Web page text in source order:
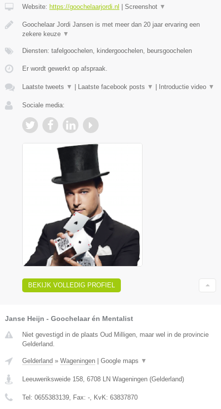
Website: https://goochelaarjordi.nl | Screenshot ▼
Goochelaar Jordi Jansen is met meer dan 20 jaar ervaring een
zekere keuze ▼
Diensten: tafelgoochelen, kindergoochelen, beursgoochelen
Er wordt gewerkt op afspraak.
Laatste tweets ▼ | Laatste facebook posts ▼ | Introductie video ▼
Sociale media:
BEKIJK VOLLEDIG PROFIEL
Janse Heijn - Goochelaar én Mentalist
Niet gevestigd in de plaats Oud Milligen, maar wel in de provincie
Gelderland.
Gelderland » Wageningen | Google maps ▼
Leeuweriksweide 158 6708 LN Wageningen (Gelderland)
Tel: 0655383139 , Fax: - , KvK: 63837870